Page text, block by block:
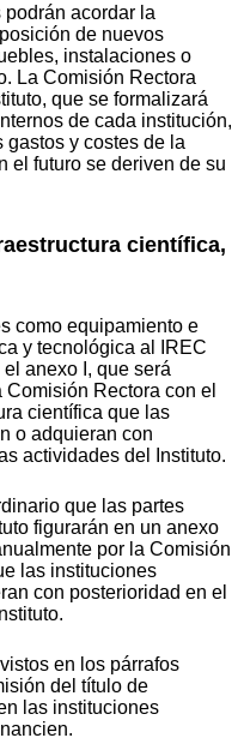
acordar la
de nuevos
instalaciones o
La Comisión Rectora
que se formalizará
de cada institución,
gastos y costes de la
el futuro se deriven de su
científica,
como equipamiento e
y tecnológica al IREC
anexo I, que será
Rectora con el
científica que las
o adquieran con
actividades del Instituto.
que las partes
figurarán en un anexo
por la Comisión
las instituciones
con posterioridad en el
en los párrafos
del título de
las instituciones